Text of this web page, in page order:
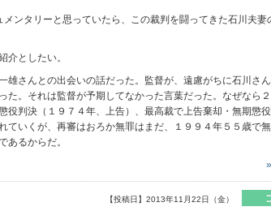
ンタリーと思っていたら、この裁判を闘ってきた石川夫妻
としたい。
さんとの出会いの話だった。監督が、遠慮がちに石川さ
。それは監督が予期してなかった言葉だった。なぜなら
判決（１９７４年、上告）、最高裁で上告棄却・無期懲
いくが、再審はおろか無罪はまだ、１９９４年５５歳で
あるからだ。
【投稿日】2013年11月22日（金）